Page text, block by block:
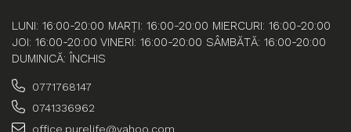
LUNI: 16:00-20:00 MARȚI: 16:00-20:00 MIERCURI: 16:00-20:00
JOI: 16:00-20:00 VINERI: 16:00-20:00 SÂMBĂTĂ: 16:00-20:00
DUMINICĂ: ÎNCHIS
0771768147
0741336962
office.purelife@yahoo.com